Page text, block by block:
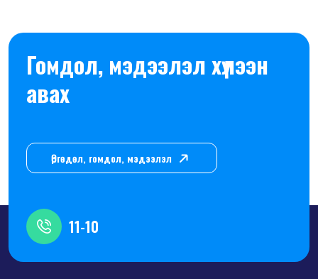
Гомдол, мэдээлэл хүлээн
авах
Өргөдөл, гомдол, мэдээлэл
11-10